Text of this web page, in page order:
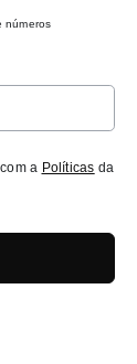
números
a Políticas da